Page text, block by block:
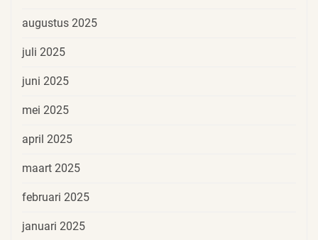
augustus 2025
juli 2025
juni 2025
mei 2025
april 2025
maart 2025
februari 2025
januari 2025